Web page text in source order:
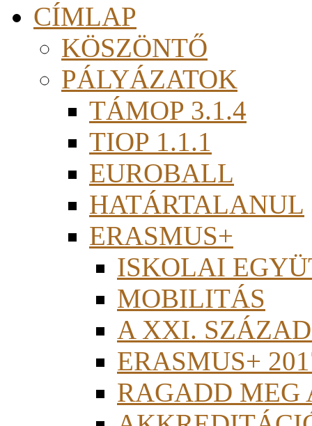
CÍMLAP
KÖSZÖNTŐ
PÁLYÁZATOK
TÁMOP 3.1.4
TIOP 1.1.1
EUROBALL
HATÁRTALANUL
ERASMUS+
ISKOLAI
MOBILITÁS
A XXI.
ERASMUS+
RAGADD MEG